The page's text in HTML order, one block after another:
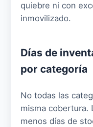
quiebre ni con
inmovilizado.
Días de
por categoría
No todas las
misma cobertura.
menos días de